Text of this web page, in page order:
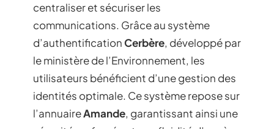
centraliser et sécuriser les
communications. Grâce au système
d’authentificationCerbère, développé par
le ministère de l’Environnement, les
utilisateurs bénéficient d’une gestion des
identités optimale. Ce système repose sur
l’annuaireAmande, garantissant ainsi une